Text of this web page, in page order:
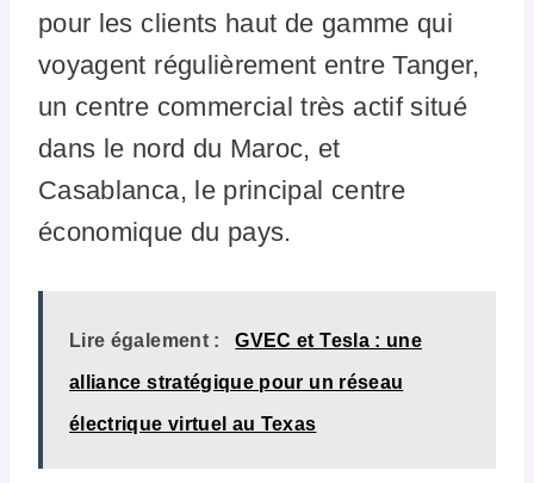
pour les clients haut de gamme qui
voyagent régulièrement entre Tanger,
un centre commercial très actif situé
dans le nord du Maroc, et
Casablanca, le principal centre
économique du pays.
Lire également : GVEC et Tesla : une
alliance stratégique pour un réseau
électrique virtuel au Texas